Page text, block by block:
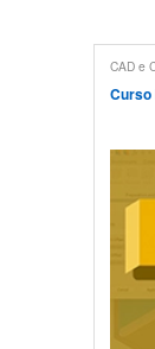
CAD e
Curso